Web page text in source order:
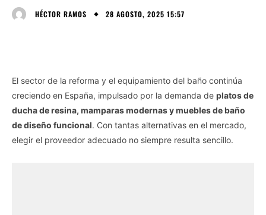
HÉCTOR RAMOS 28 AGOSTO, 2025 15:57
El sector de la reforma y el equipamiento del baño continúa
creciendo en España, impulsado por la demanda de platos de
ducha de resina, mamparas modernas y muebles de baño
de diseño funcional. Con tantas alternativas en el mercado,
elegir el proveedor adecuado no siempre resulta sencillo.